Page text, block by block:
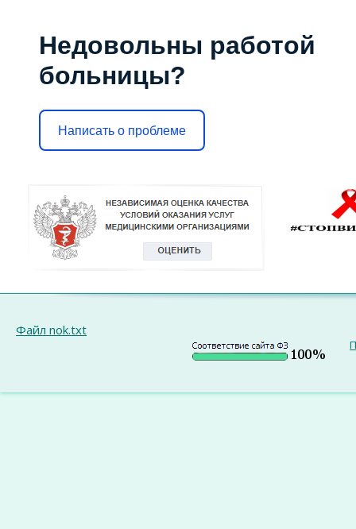
Недовольны работой
больницы?
Написать о проблеме
Файл nok.txt